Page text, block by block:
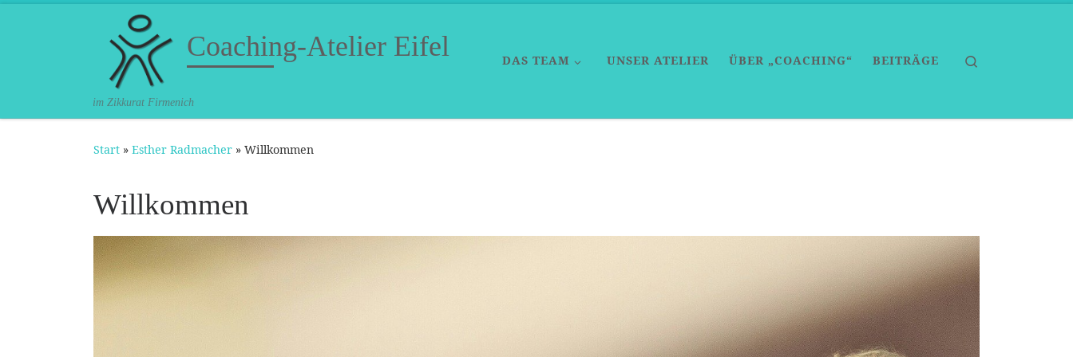
Zum Inhalt springen
Coaching-Atelier Eifel
im Zikkurat Firmenich
DAS TEAM UNSER ATELIER ÜBER „COACHING“ BEITRÄGE
Start » Esther Radmacher » Willkommen
Willkommen